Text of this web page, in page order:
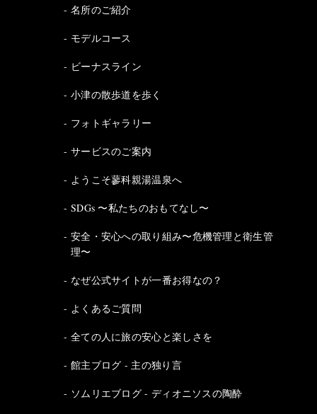
名所のご紹介
モデルコース
ビーナスライン
小津の散歩道を歩く
フォトギャラリー
サービスのご案内
ようこそ蓼科親湯温泉へ
SDGs 〜私たちのおもてなし〜
安全・安心への取り組み〜危機管理と衛生管
理〜
なぜ公式サイトが一番お得なの？
よくあるご質問
全ての人に旅の安心と楽しさを
館主ブログ - 主の独り言
ソムリエブログ - ディオニソスの陶酔